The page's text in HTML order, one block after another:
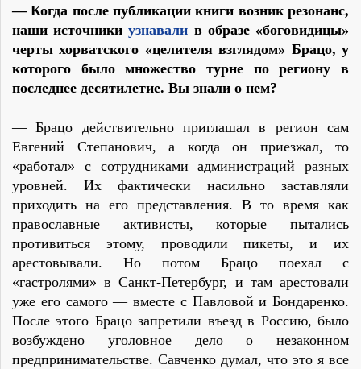
— Когда после публикации книги возник резонанс,
наши источники узнавали в образе «боговидицы»
черты хорватского «целителя взглядом» Брацо, у
которого было множество турне по региону в
последнее десятилетие. Вы знали о нем?
— Брацо действительно приглашал в регион сам
Евгений Степанович, а когда он приезжал, то
«работал» с сотрудниками администраций разных
уровней. Их фактически насильно заставляли
приходить на его представления. В то время как
православные активисты, которые пытались
противиться этому, проводили пикеты, и их
арестовывали. Но потом Брацо поехал с
«гастролями» в Санкт-Петербург, и там арестовали
уже его самого — вместе с Павловой и Бондаренко.
После этого Брацо запретили въезд в Россию, было
возбуждено уголовное дело о незаконном
предпринимательстве. Савченко думал, что это я все